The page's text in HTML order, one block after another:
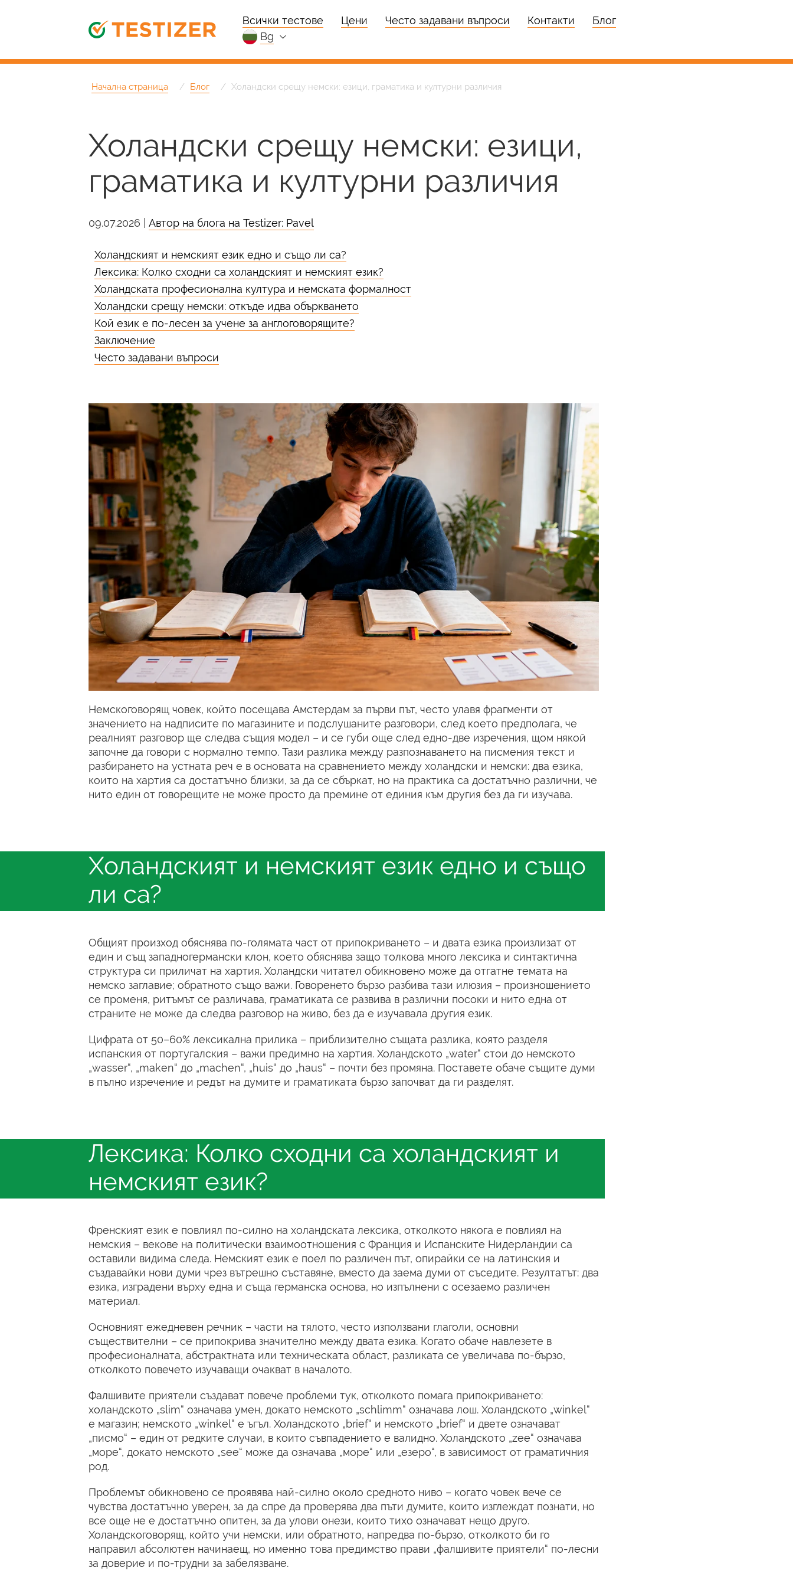
Всички тестове Цени Често задавани въпроси Контакти
Блог
bg
Начална страница Блог Холандски срещу немски: езици, граматика и културни различия
Холандски срещу немски: езици,
граматика и културни различия
09.07.2026 | Автор на блога на Testizer: Pavel
Холандският и немският език едно и също ли са?
Лексика: Колко сходни са холандският и немският език?
Холандската професионална култура и немската формалност
Холандски срещу немски: откъде идва объркването
Кой език е по-лесен за учене за англоговорящите?
Заключение
Често задавани въпроси
Немскоговорящ човек, който посещава Амстердам за първи път, често улавя фрагменти от
значението на надписите по магазините и подслушаните разговори, след което предполага, че
реалният разговор ще следва същия модел – и се губи още след едно-две изречения, щом някой
започне да говори с нормално темпо. Тази разлика между разпознаването на писмения текст и
разбирането на устната реч е в основата на сравнението между холандски и немски: два езика,
които на хартия са достатъчно близки, за да се сбъркат, но на практика са достатъчно различни, че
нито един от говорещите не може просто да премине от единия към другия без да ги изучава.
Холандският и немският език едно и също
ли са?
Общият произход обяснява по-голямата част от припокриването – и двата езика произлизат от
един и същ западногермански клон, което обяснява защо толкова много лексика и синтактична
структура си приличат на хартия. Холандски читател обикновено може да отгатне темата на
немско заглавие; обратното също важи. Говоренето бързо разбива тази илюзия – произношението
се променя, ритъмът се различава, граматиката се развива в различни посоки и нито една от
страните не може да следва разговор на живо, без да е изучавала другия език.
Цифрата от 50–60% лексикална прилика – приблизително същата разлика, която разделя
испанския от португалския – важи предимно на хартия. Холандското „water“ стои до немското
„wasser“, „maken“ до „machen“, „huis“ до „haus“ – почти без промяна. Поставете обаче същите думи
в пълно изречение и редът на думите и граматиката бързо започват да ги разделят.
Лексика: Колко сходни са холандският и
немският език?
Френският език е повлиял по-силно на холандската лексика, отколкото някога е повлиял на
немския – векове на политически взаимоотношения с Франция и Испанските Нидерландии са
оставили видима следа. Немският език е поел по различен път, опирайки се на латинския и
създавайки нови думи чрез вътрешно съставяне, вместо да заема думи от съседите. Резултатът: два
езика, изградени върху една и съща германска основа, но изпълнени с осезаемо различен
материал.
Основният ежедневен речник – части на тялото, често използвани глаголи, основни
съществителни – се припокрива значително между двата езика. Когато обаче навлезете в
професионалната, абстрактната или техническата област, разликата се увеличава по-бързо,
отколкото повечето изучаващи очакват в началото.
Фалшивите приятели създават повече проблеми тук, отколкото помага припокриването:
холандското „slim“ означава умен, докато немското „schlimm“ означава лош. Холандското „winkel“
е магазин; немското „winkel“ е ъгъл. Холандското „brief“ и немското „brief“ и двете означават
„писмо“ – един от редките случаи, в които съвпадението е валидно. Холандското „zee“ означава
„море“, докато немското „see“ може да означава „море“ или „езеро“, в зависимост от граматичния
род.
Проблемът обикновено се проявява най-силно около средното ниво – когато човек вече се
чувства достатъчно уверен, за да спре да проверява два пъти думите, които изглеждат познати, но
все още не е достатъчно опитен, за да улови онези, които тихо означават нещо друго.
Холандскоговорящ, който учи немски, или обратното, напредва по-бързо, отколкото би го
направил абсолютен начинаещ, но именно това предимство прави „фалшивите приятели“ по-лесни
за доверие и по-трудни за забелязване.